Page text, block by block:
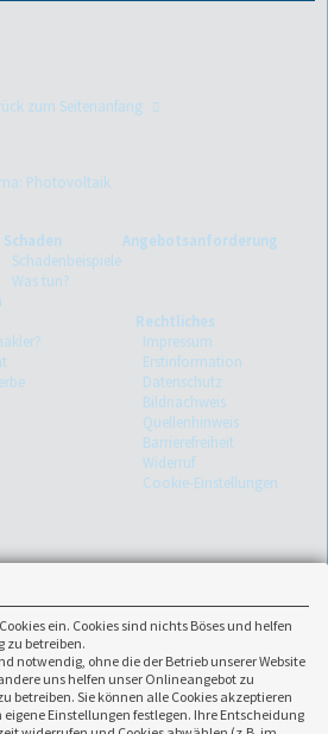
ein. Cookies sind nichts Böses und helfen
zu betreiben.
notwendig, ohne die der Betrieb unserer Website
uns helfen unser Onlineangebot zu
betreiben. Sie können alle Cookies akzeptieren
Einstellungen festlegen. Ihre Entscheidung
zum Seitenanfang
Photovoltaik
Schaden
Schadenbeispiele
Was tun?
Angebotsanforderung
Rechtliches
Impressum
Erstinformation
Datenschutz
Bildnachweis
Quellenhinweis
Barrierefreiheit
Widerruf
Cookie-Einstellungen